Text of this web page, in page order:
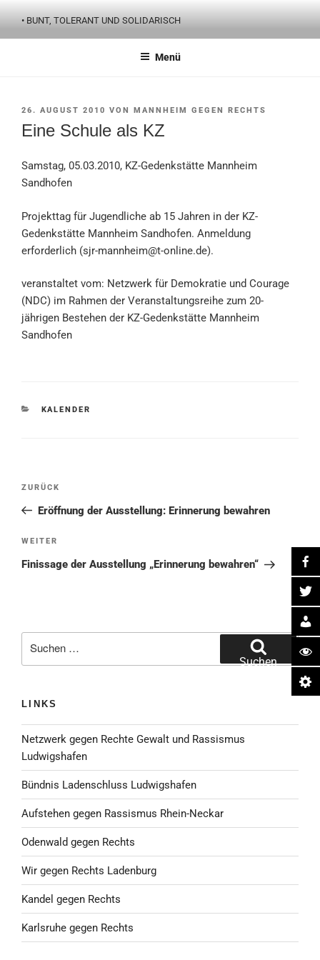
Inhalt
springen
• BUNT, TOLERANT UND SOLIDARISCH
Menü
VERÖFFENTLICHT
26. AUGUST 2010 VON MANNHEIM GEGEN RECHTS
Eine Schule als KZ
Samstag, 05.03.2010, KZ-Gedenkstätte Mannheim
Sandhofen
Projekttag für Jugendliche ab 15 Jahren in der KZ-
Gedenkstätte Mannheim Sandhofen. Anmeldung
erforderlich (sjr-mannheim@t-online.de).
veranstaltet vom: Netzwerk für Demokratie und Courage
(NDC) im Rahmen der Veranstaltungsreihe zum 20-
jährigen Bestehen der KZ-Gedenkstätte Mannheim
Sandhofen
KATEGORIEN
KALENDER
Beitragsnavigation
Vorheriger
Beitrag
ZURÜCK
Eröffnung der Ausstellung: Erinnerung bewahren
Nächster
Beitrag
WEITER
Finissage der Ausstellung „Erinnerung bewahren“
Suchen
LINKS
Netzwerk gegen Rechte Gewalt und Rassismus
Ludwigshafen
Bündnis Ladenschluss Ludwigshafen
Aufstehen gegen Rassismus Rhein-Neckar
Odenwald gegen Rechts
Wir gegen Rechts Ladenburg
Kandel gegen Rechts
Karlsruhe gegen Rechts